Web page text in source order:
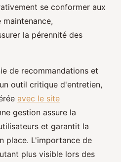
se conformer aux
la pérennité des
de recommandations et
outil critique d'entretien,
avec le site
gestion assure la
et garantit la
place. L'importance de
plus visible lors des